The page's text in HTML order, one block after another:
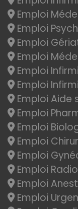
Emploi
Emploi
Emploi
Emploi
Emploi
Emploi
Emploi Aide
Emploi
Emploi
Emploi
Emploi
Emploi
Emploi
Emploi